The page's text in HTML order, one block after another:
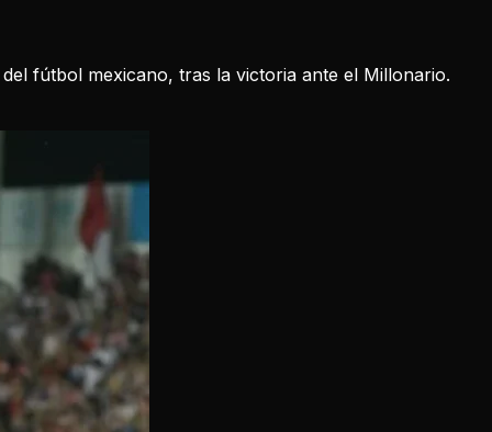
fútbol mexicano, tras la victoria ante el Millonario.